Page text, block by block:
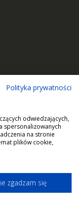
Polityka prywatności
odwiedzających,
spersonalizowanych
na stronie
plików cookie,
zgadzam się